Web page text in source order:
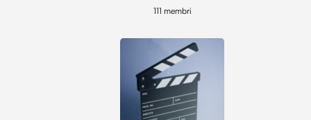
111 membri